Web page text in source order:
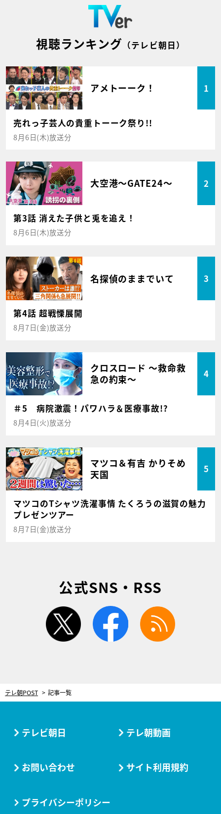
視聴ランキング （テレビ朝日）
アメトーーク！ 1
売れっ子芸人の貴重トーーク祭り!!
8月6日(木)放送分
大空港～GATE24～ 2
第3話 消えた子供と兎を追え！
8月6日(木)放送分
名探偵のままでいて 3
第4話 超戦慄展開
8月7日(金)放送分
クロスロード ～救命救
急の約束～
4
＃5 病院激震！パワハラ＆医療事故!?
8月4日(火)放送分
マツコ＆有吉 かりそめ
天国
5
マツコのTシャツ洗濯事情 たくろうの滋賀の魅力
プレゼンツアー
8月7日(金)放送分
公式SNS・RSS
twitter facebook
テレ朝POST 記事一覧
テレビ朝日 テレ朝動画
お問い合わせ サイト利用規約
プライバシーポリシー